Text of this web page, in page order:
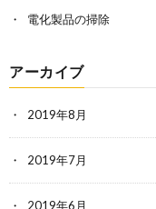
電化製品の掃除
アーカイブ
2019年8月
2019年7月
2019年6月